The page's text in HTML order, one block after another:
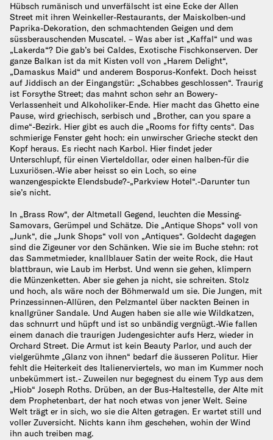
Hübsch rumänisch und unverfälscht ist eine Ecke der Allen
Street mit ihren Weinkeller-Restaurants, der Maiskolben-und
Paprika-Dekoration, den schmachtenden Geigen und dem
süssberauschenden Muscatel. – Was aber ist „Kaffal“ und was
„Lakerda“? Die gab’s bei Caldes, Exotische Fischkonserven. Der
ganze Balkan ist da mit Kisten voll von „Harem Delight“,
„Damaskus Maid“ und anderem Bosporus-Konfekt. Doch heisst
auf Jiddisch an der Eingangstür: „Schabbes geschlossen“. Traurig
ist Forsythe Street; das mahnt schon sehr an Bowery-
Verlassenheit und Alkoholiker-Ende. Hier macht das Ghetto eine
Pause, wird griechisch, serbisch und „Brother, can you spare a
dime“-Bezirk. Hier gibt es auch die „Rooms for fifty cents“. Das
schmierige Fenster geht hoch: ein unwirscher Grieche steckt den
Kopf heraus. Es riecht nach Karbol. Hier findet jeder
Unterschlupf, für einen Vierteldollar, oder einen halben-für die
Luxuriösen.-Wie aber heisst so ein Loch, so eine
wanzengespickte Elendsbude?-„Parkview Hotel“.-Darunter tun
sie’s nicht.
In „Brass Row“, der Altmetall Gegend, leuchten die Messing-
Samovars, Gerümpel und Schätze. Die „Antique Shops“ voll von
„Junk“, die „Junk Shops“ voll von „Antiques“. Goldecht dagegen
sind die Zigeuner vor den Schänken. Wie sie im Buche stehn: rot
das Sammetmieder, knallblauer Satin der weite Rock, die Haut
blattbraun, wie Laub im Herbst. Und wenn sie gehen, klimpern
die Münzenketten. Aber sie gehen ja nicht, sie schreiten. Stolz
und hoch, als wäre noch der Böhmerwald um sie. Die Jungen, mit
Prinzessinnen-Allüren, den Pelzmantel über nackten Beinen in
knallgrüner Sandale. Und Augen haben sie alle wie Wildkatzen,
das schnurrt und hüpft und ist so unbändig vergnügt.-Wie fallen
einem danach die traurigen Judengesichter aufs Herz, wieder in
Orchard Street. Die Armut ist kein Beauty Parlor, und auch der
vielgerühmte „Glanz von ihnen“ bedarf die äusseren Politur. Hier
fehlt die Heiterkeit des Italienerviertels, wo man im Kummer noch
unbekümmert ist.- Zuweilen nur begegnest du einem Typ aus dem
„Hiob“ Joseph Roths. Drüben, an der Bus-Haltestelle, der Alte mit
dem Prophetenbart, der hat noch etwas von jener Welt. Seine
Welt trägt er in sich, wo sie die Alten getragen. Er wartet still und
voller Zuversicht. Nichts kann ihm geschehen, wohin der Wind
ihn auch treiben mag.